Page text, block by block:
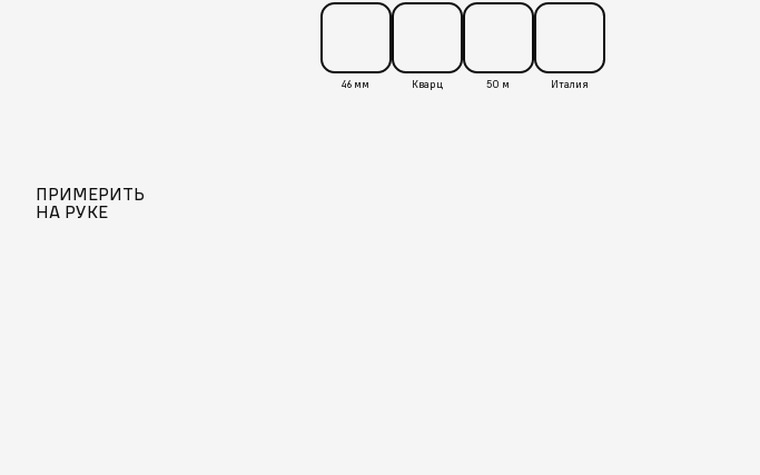
46 мм Кварц 50 м Италия
ПРИМЕРИТЬ
НА РУКЕ